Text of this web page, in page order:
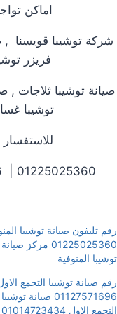
اماكن
شركة توشيبا قويسنا ,
فريزر
صيانة توشيبا ثلاجات ,
توشيبا
رقم تليفون صيانة توشيبا
01225025360 مركز صيانة
توشيبا المنوفية
رقم صيانة توشيبا التجمع
01127571696 صيانة توشيبا
التجمع الاول 01014723434